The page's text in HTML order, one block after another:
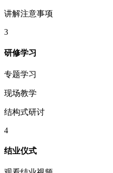
讲解注意事项
3
研修学习
专题学习
现场教学
结构式研讨
4
结业仪式